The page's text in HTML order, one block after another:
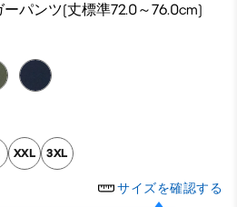
パンツ(丈標準72.0～76.0cm)
XXL 3XL
サイズを確認する